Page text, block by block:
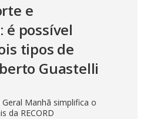
e
é possível
tipos de
Guastelli
Manhã simplifica o
da RECORD